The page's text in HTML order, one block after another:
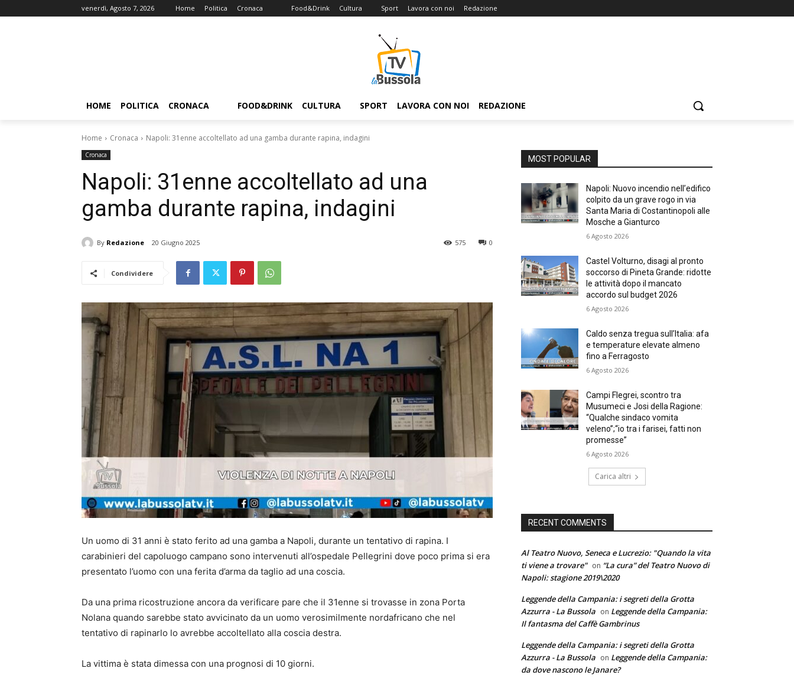
venerdì, Agosto 7, 2026 Home Politica Cronaca Food&Drink Cultura Sport Lavora con noi Redazione
HOME POLITICA CRONACA FOOD&DRINK CULTURA SPORT LAVORA CON NOI REDAZIONE
Home Cronaca Napoli: 31enne accoltellato ad una gamba durante rapina, indagini
Cronaca
Napoli: 31enne accoltellato ad una
gamba durante rapina, indagini
By Redazione 20 Giugno 2025 0
575
Condividere
Un uomo di 31 anni è stato ferito ad una gamba a Napoli, durante un tentativo di rapina. I
carabinieri del capoluogo campano sono intervenuti all’ospedale Pellegrini dove poco prima si era
presentato l’uomo con una ferita d’arma da taglio ad una coscia.
Da una prima ricostruzione ancora da verificare pare che il 31enne si trovasse in zona Porta
Nolana quando sarebbe stato avvicinato da un uomo verosimilmente nordafricano che nel
tentativo di rapinarlo lo avrebbe accoltellato alla coscia destra.
La vittima è stata dimessa con una prognosi di 10 giorni.
MOST POPULAR
Napoli: Nuovo incendio nell’edifico
colpito da un grave rogo in via
Santa Maria di Costantinopoli alle
Mosche a Gianturco
6 Agosto 2026
Castel Volturno, disagi al pronto
soccorso di Pineta Grande: ridotte
le attività dopo il mancato
accordo sul budget 2026
6 Agosto 2026
Caldo senza tregua sull’Italia: afa
e temperature elevate almeno
fino a Ferragosto
6 Agosto 2026
Campi Flegrei, scontro tra
Musumeci e Josi della Ragione:
“Qualche sindaco vomita
veleno”;“io tra i farisei, fatti non
promesse”
6 Agosto 2026
Carica altri
RECENT COMMENTS
Al Teatro Nuovo, Seneca e Lucrezio: "Quando la vita
ti viene a trovare" on “La cura” del Teatro Nuovo di
Napoli: stagione 2019\2020
Leggende della Campania: i segreti della Grotta
Azzurra - La Bussola on Leggende della Campania:
Il fantasma del Caffè Gambrinus
Leggende della Campania: i segreti della Grotta
Azzurra - La Bussola on Leggende della Campania:
da dove nascono le Janare?